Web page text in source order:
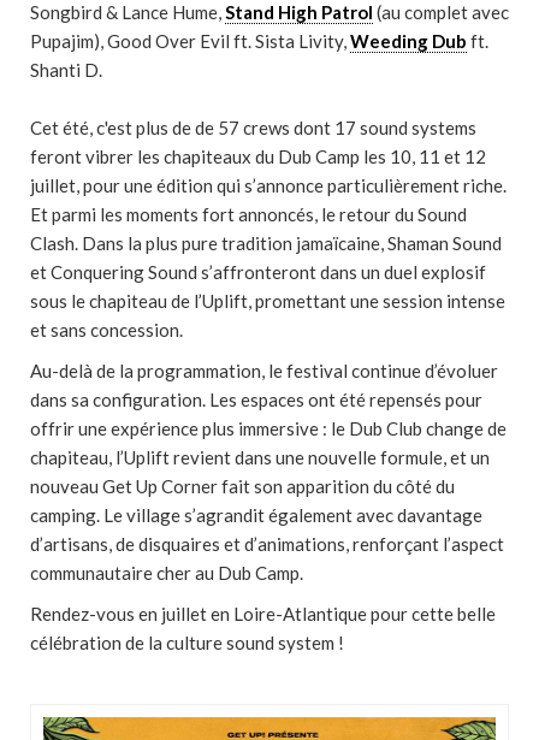
Songbird & Lance Hume,Stand High Patrol (au complet avec
Pupajim), Good Over Evil ft. Sista Livity,Weeding Dub ft.
Shanti D.
Cet été, c'est plus de de 57 crews dont 17 sound systems
feront vibrer les chapiteaux du Dub Camp les 10, 11 et 12
juillet, pour une édition qui s’annonce particulièrement riche.
Et parmi les moments fort annoncés, le retour du Sound
Clash. Dans la plus pure tradition jamaïcaine, Shaman Sound
et Conquering Sound s’affronteront dans un duel explosif
sous le chapiteau de l’Uplift, promettant une session intense
et sans concession.
Au-delà de la programmation, le festival continue d’évoluer
dans sa configuration. Les espaces ont été repensés pour
offrir une expérience plus immersive : le Dub Club change de
chapiteau, l’Uplift revient dans une nouvelle formule, et un
nouveau Get Up Corner fait son apparition du côté du
camping. Le village s’agrandit également avec davantage
d’artisans, de disquaires et d’animations, renforçant l’aspect
communautaire cher au Dub Camp.
Rendez-vous en juillet en Loire-Atlantique pour cette belle
célébration de la culture sound system !